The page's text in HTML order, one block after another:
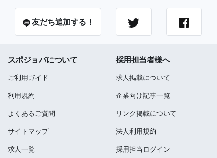
友だち追加する！
スポジョバについて
ご利用ガイド
利用規約
よくあるご質問
サイトマップ
求人一覧
採用担当者様へ
求人掲載について
企業向け記事一覧
リンク掲載について
法人利用規約
採用担当ログイン